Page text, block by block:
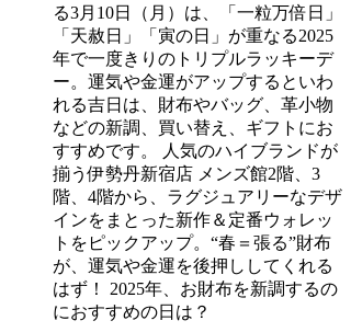
る3月10日（月）は、「一粒万倍日」
「天赦日」「寅の日」が重なる2025
年で一度きりのトリプルラッキーデ
ー。運気や金運がアップするといわ
れる吉日は、財布やバッグ、革小物
などの新調、買い替え、ギフトにお
すすめです。 人気のハイブランドが
揃う伊勢丹新宿店 メンズ館2階、3
階、4階から、ラグジュアリーなデザ
インをまとった新作＆定番ウォレッ
トをピックアップ。“春＝張る”財布
が、運気や金運を後押ししてくれる
はず！ 2025年、お財布を新調するの
におすすめの日は？